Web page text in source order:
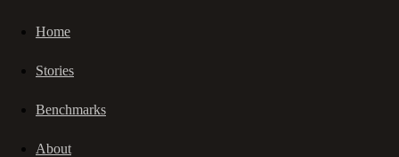
Home
Stories
Benchmarks
About